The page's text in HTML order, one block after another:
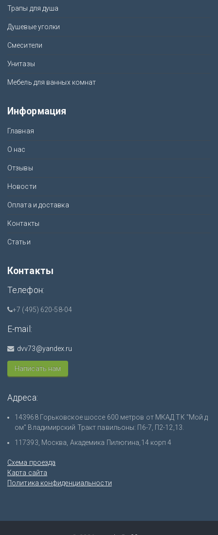
Трапы для душа
Душевые уголки
Смесители
Унитазы
Мебель для ванных комнат
Информация
Главная
О нас
Отзывы
Новости
Оплата и доставка
Контакты
Статьи
Контакты
Телефон:
+7 (495) 620-58-04
E-mail:
dvv73@yandex.ru
Написать нам
Адреса:
143968 Горьковское шоссе 600 метров от МКАД ТК "Мой д
ом" Владимирский Тракт павильоны: П6-7, П2-12,13.
117393, Москва, Академика Пилюгина,14 корп 4
Схема проезда
Карта сайта
Политика конфиденциальности